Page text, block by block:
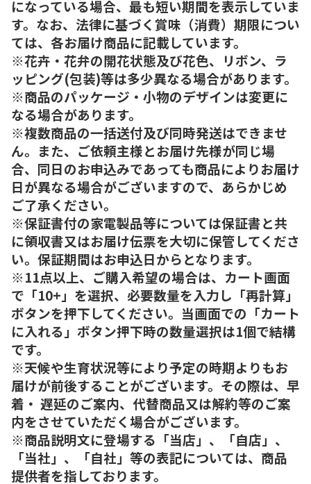
になっている場合、最も短い期間を表示していま
す。なお、法律に基づく賞味（消費）期限につい
ては、各お届け商品に記載しています。
※花卉・花弁の開花状態及び花色、リボン、ラ
ッピング(包装)等は多少異なる場合があります。
※商品のパッケージ・小物のデザインは変更に
なる場合があります。
※複数商品の一括送付及び同時発送はできませ
ん。また、ご依頼主様とお届け先様が同じ場
合、同日のお申込みであっても商品によりお届け
日が異なる場合がございますので、あらかじめ
ご了承ください。
※保証書付の家電製品等については保証書と共
に領収書又はお届け伝票を大切に保管してくださ
い。保証期間はお申込日からとなります。
※11点以上、ご購入希望の場合は、カート画面
で「10+」を選択、必要数量を入力し「再計算」
ボタンを押下してください。当画面での「カート
に入れる」ボタン押下時の数量選択は1個で結構
です。
※天候や生育状況等により予定の時期よりもお
届けが前後することがございます。その際は、早
着・ 遅延のご案内、代替商品又は解約等のご案
内をさせていただく場合がございます。
※商品説明文に登場する「当店」、「自店」、
「当社」、「自社」等の表記については、商品
提供者を指しております。